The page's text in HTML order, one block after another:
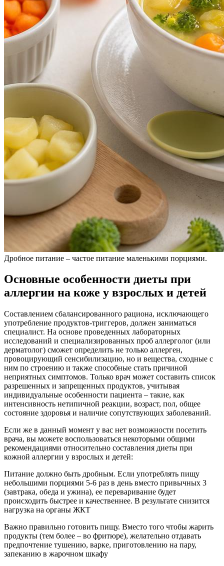
Дробное питание – частое питание маленькими порциями.
Основные особенности диеты при
аллергии на коже у взрослых и детей
Составлением сбалансированного рациона, исключающего
употребление продуктов-триггеров, должен заниматься
специалист. На основе проведенных лабораторных
исследований и специализированных проб аллерголог (или
дерматолог) сможет определить не только аллерген,
провоцирующий сенсибилизацию, но и вещества, сходные с
ним по строению и также способные стать причиной
неприятных симптомов. Только врач может составить список
разрешенных и запрещенных продуктов, учитывая
индивидуальные особенности пациента – такие, как
интенсивность нетипичной реакции, возраст, пол, общее
состояние здоровья и наличие сопутствующих заболеваний.
Если же в данный момент у вас нет возможности посетить
врача, вы можете воспользоваться некоторыми общими
рекомендациями относительно составления диеты при
кожной аллергии у взрослых и детей:
Питание должно быть дробным. Если употреблять пищу
небольшими порциями 5-6 раз в день вместо привычных 3
(завтрака, обеда и ужина), ее переваривание будет
происходить быстрее и качественнее. В результате снизится
нагрузка на органы ЖКТ
Важно правильно готовить пищу. Вместо того чтобы жарить
продукты (тем более – во фритюре), желательно отдавать
предпочтение тушению, варке, приготовлению на пару,
запеканию в жарочном шкафу